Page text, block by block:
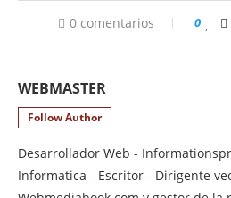
0 comentarios 0
WEBMASTER
Follow Author
Desarrollador Web -
Informatica - Escritor - Dirigente